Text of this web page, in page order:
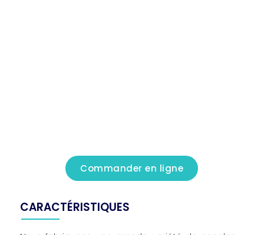
Commander en ligne
CARACTÉRISTIQUES